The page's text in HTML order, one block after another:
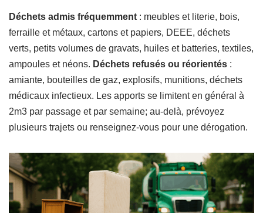
Déchets admis fréquemment : meubles et literie, bois,
ferraille et métaux, cartons et papiers, DEEE, déchets
verts, petits volumes de gravats, huiles et batteries, textiles,
ampoules et néons. Déchets refusés ou réorientés :
amiante, bouteilles de gaz, explosifs, munitions, déchets
médicaux infectieux. Les apports se limitent en général à
2m3 par passage et par semaine; au-delà, prévoyez
plusieurs trajets ou renseignez-vous pour une dérogation.